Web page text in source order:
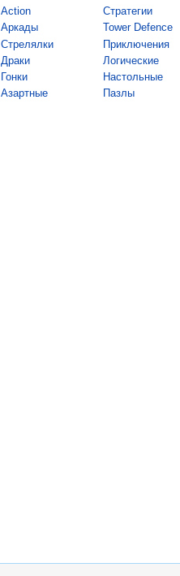
Action
Аркады
Стрелялки
Драки
Гонки
Азартные
Стратегии
Tower Defence
Приключения
Логические
Настольные
Пазлы